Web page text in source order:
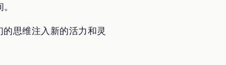
思维注入新的活力和灵